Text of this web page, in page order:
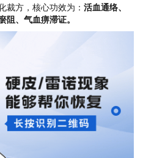
裁方，核心功效为： 活血通络、
阻、气血痹滞证。